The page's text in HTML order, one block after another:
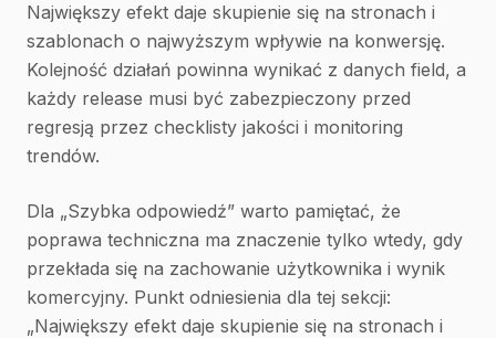
Największy efekt daje skupienie się na stronach i
szablonach o najwyższym wpływie na konwersję.
Kolejność działań powinna wynikać z danych field, a
każdy release musi być zabezpieczony przed
regresją przez checklisty jakości i monitoring
trendów.
Dla „Szybka odpowiedź” warto pamiętać, że
poprawa techniczna ma znaczenie tylko wtedy, gdy
przekłada się na zachowanie użytkownika i wynik
komercyjny. Punkt odniesienia dla tej sekcji:
„Największy efekt daje skupienie się na stronach i